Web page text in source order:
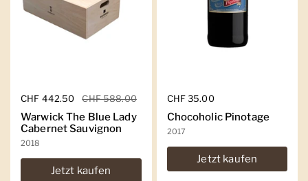
Regulärer Preis
CHF 442.50 Sale-Preis
CHF 588.00
Warwick The Blue Lady
Cabernet Sauvignon
2018
Jetzt kaufen
Regulärer Preis
CHF 35.00
Chocoholic Pinotage
2017
Jetzt kaufen